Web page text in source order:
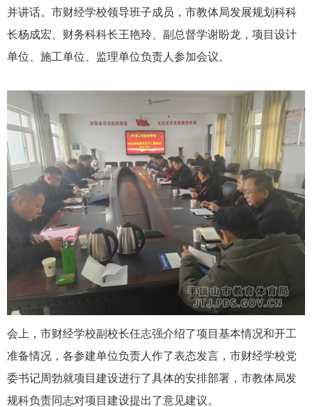
并讲话。市财经学校领导班子成员，市教体局发展规划科科
长杨成宏、财务科科长王艳玲、副总督学谢盼龙，项目设计
单位、施工单位、监理单位负责人参加会议。
会上，市财经学校副校长任志强介绍了项目基本情况和开工
准备情况，各参建单位负责人作了表态发言，市财经学校党
委书记周勃就项目建设进行了具体的安排部署，市教体局发
规科负责同志对项目建设提出了意见建议。